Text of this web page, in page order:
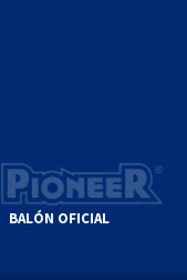
BALÓN OFICIAL